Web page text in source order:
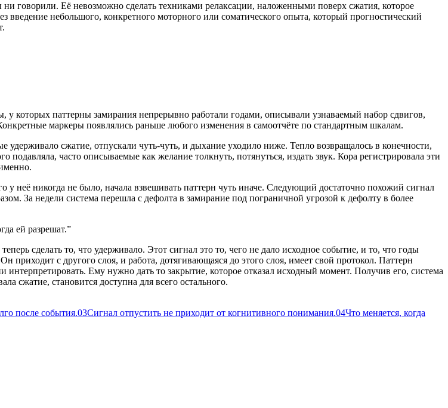
говорили. Её невозможно сделать техниками релаксации, наложенными поверх сжатия, которое
введение небольшого, конкретного моторного или соматического опыта, который прогностический
которых паттерны замирания непрерывно работали годами, описывали узнаваемый набор сдвигов,
маркеры появлялись раньше любого изменения в самоотчёте по стандартным шкалам.
сжатие, отпускали чуть-чуть, и дыхание уходило ниже. Тепло возвращалось в конечности,
часто описываемые как желание толкнуть, потянуться, издать звук. Кора регистрировала эти
у неё никогда не было, начала взвешивать паттерн чуть иначе. Следующий достаточно похожий сигнал
За недели система перешла с дефолта в замирание под пограничной угрозой к дефолту в более
ей разрешат.”
сделать то, что удерживало. Этот сигнал это то, чего не дало исходное событие, и то, что годы
с другого слоя, и работа, дотягивающаяся до этого слоя, имеет свой протокол. Паттерн
Ему нужно дать то закрытие, которое отказал исходный момент. Получив его, система
сжатие, становится доступна для всего остального.
после события.03Сигнал отпустить не приходит от когнитивного понимания.04Что меняется, когда